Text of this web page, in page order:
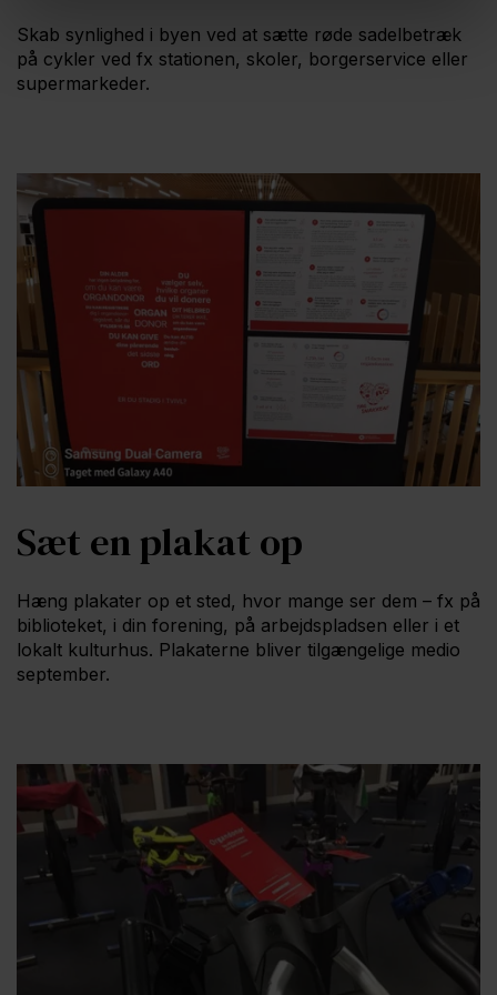
Skab synlighed i byen ved at sætte røde sadelbetræk
på cykler ved fx stationen, skoler, borgerservice eller
supermarkeder.
Sæt en plakat op
Hæng plakater op et sted, hvor mange ser dem – fx på
biblioteket, i din forening, på arbejdspladsen eller i et
lokalt kulturhus. Plakaterne bliver tilgængelige medio
september.